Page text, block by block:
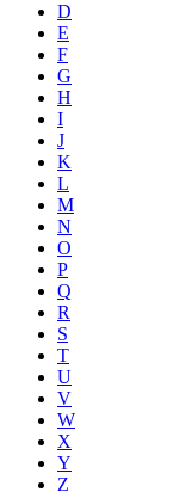
D
E
F
G
H
I
J
K
L
M
N
O
P
Q
R
S
T
U
V
W
X
Y
Z